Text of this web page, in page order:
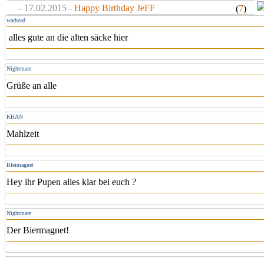
- 17.02.2015 - Happy Birthday JeFF (7)
warhead
alles gute an die alten säcke hier
Nightmare
Grüße an alle
KHAN
Mahlzeit
Bleimagnet
Hey ihr Pupen alles klar bei euch ?
Nightmare
Der Biermagnet!